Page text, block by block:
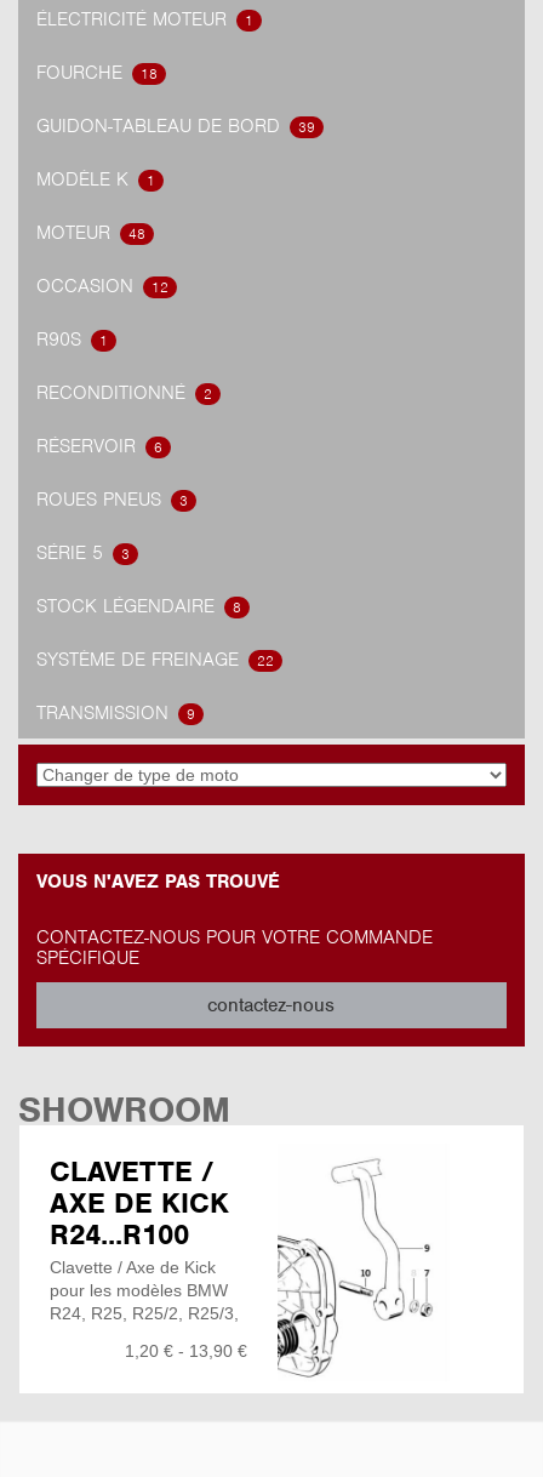
ÉLECTRICITÉ MOTEUR 1
FOURCHE 18
GUIDON-TABLEAU DE BORD 39
MODÈLE K 1
MOTEUR 48
OCCASION 12
R90S 1
RECONDITIONNÉ 2
RÉSERVOIR 6
ROUES PNEUS 3
SÉRIE 5 3
STOCK LÉGENDAIRE 8
SYSTÈME DE FREINAGE 22
TRANSMISSION 9
VOUS N'AVEZ PAS TROUVÉ
CONTACTEZ-NOUS POUR VOTRE COMMANDE
SPÉCIFIQUE
contactez-nous
SHOWROOM
CLAVETTE /
AXE DE KICK
R24...R100
Clavette / Axe de Kick
pour les modèles BMW
R24, R25, R25/2, R25/3,
R50S, R60, R60/2, R69,
1,20 € - 13,90 €